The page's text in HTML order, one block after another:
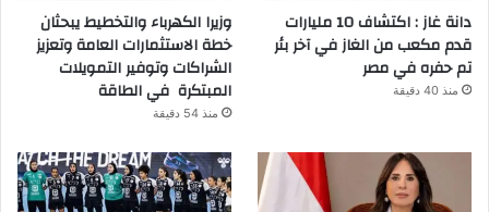
دانة غاز : اكتشاف 10 مليارات
قدم مكعب من الغاز في آخر بئر
تم حفره في مصر
منذ 40 دقيقة
وزيرا الكهرباء والتخطيط يبحثان
خطة الاستثمارات العامة وتعزيز
الشراكات وتوفير التمويلات
المبتكرة في الطاقة
منذ 54 دقيقة